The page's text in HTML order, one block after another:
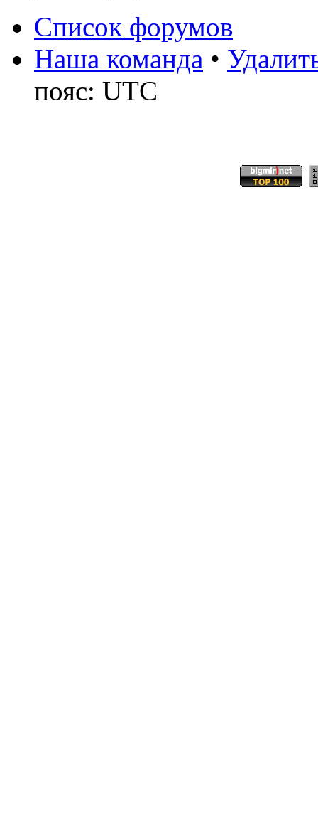
Список форумов
Наша команда •
пояс: UTC